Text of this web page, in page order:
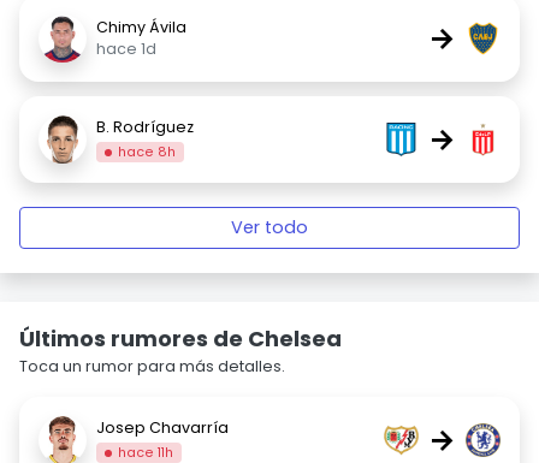
Chimy Ávila
hace 1d
→
B. Rodríguez
hace 8h →
Ver todo
Últimos rumores de Chelsea
Toca un rumor para más detalles.
Josep Chavarría
hace 11h →